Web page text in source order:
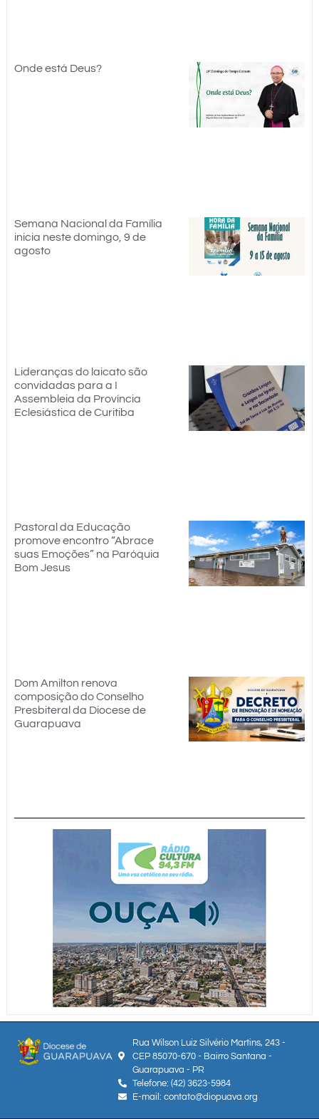
Onde está Deus?
Semana Nacional da Família
inicia neste domingo, 9 de
agosto
Lideranças do laicato são
convidadas para a I
Assembleia da Província
Eclesiástica de Curitiba
Pastoral da Educação
promove encontro “Abrace
suas Emoções” na Paróquia
Bom Jesus
Dom Amilton renova
composição do Conselho
Presbiteral da Diocese de
Guarapuava
Rua Wilson Luiz Silvério Martins, 243 -
CEP 85070-670 - Bairro Santana -
Guarapuava - PR
Telefone: (42) 3623-5984
E-mail: contato@diopuava.org